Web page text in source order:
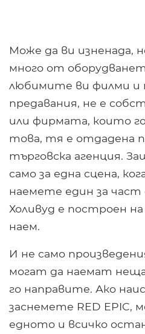
Може да ви изненада,
много от
любимите ви филми и
предавания, не е
или фирмата, които
това, тя е отдадена
търговска агенция.
само за една сцена,
наемете един за
Холивуд е построен
наем.
И не само
могат да наемат
го направите. Ако
заснемете RED EPIC,
едното и всичко